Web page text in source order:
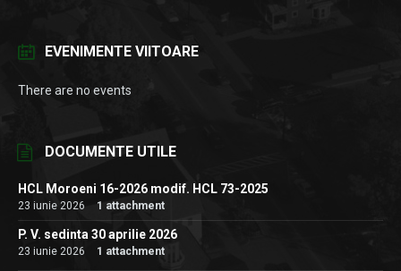
EVENIMENTE VIITOARE
There are no events
DOCUMENTE UTILE
HCL Moroeni 16-2026 modif. HCL 73-2025
23 iunie 2026 1 attachment
P. V. sedinta 30 aprilie 2026
23 iunie 2026 1 attachment